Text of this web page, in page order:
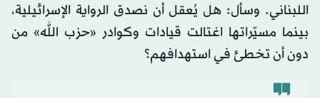
اللبناني. وسأل: هل يُعقل أن نصدق الرواية الإسرائيلية،
بينما مسيّراتها اغتالت قيادات وكوادر «حزب الله» من
دون أن تخطئ في استهدافهم؟